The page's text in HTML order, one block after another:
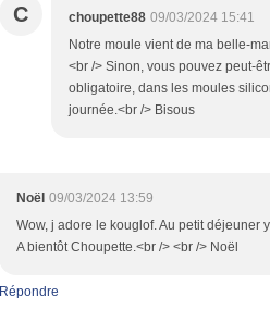
C choupette88 09/03/2024 15:41
Notre moule vient de ma belle-
<br /> Sinon, vous pouvez peut-
obligatoire, dans les moules
journée.<br /> Bisous
Noël 09/03/2024 13:59
Wow, j adore le kouglof. Au petit déjeuner
A bientôt Choupette.<br /> <br /> Noël
Répondre